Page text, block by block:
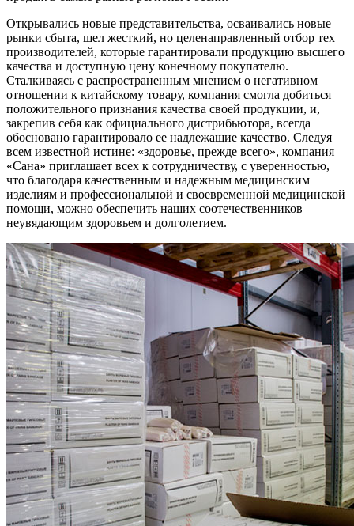
Открывались новые представительства, осваивались новые
рынки сбыта, шел жесткий, но целенаправленный отбор тех
производителей, которые гарантировали продукцию высшего
качества и доступную цену конечному покупателю.
Сталкиваясь с распространенным мнением о негативном
отношении к китайскому товару, компания смогла добиться
положительного признания качества своей продукции, и,
закрепив себя как официального дистрибьютора, всегда
обосновано гарантировало ее надлежащие качество. Следуя
всем известной истине: «здоровье, прежде всего», компания
«Сана» приглашает всех к сотрудничеству, с уверенностью,
что благодаря качественным и надежным медицинским
изделиям и профессиональной и своевременной медицинской
помощи, можно обеспечить наших соотечественников
неувядающим здоровьем и долголетием.